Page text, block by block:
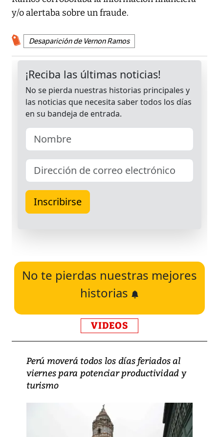
y/o alertaba sobre un fraude.
Desaparición de Vernon Ramos
No te pierdas nuestras mejores
historias
VIDEOS
Perú moverá todos los días feriados al
viernes para potenciar productividad y
turismo